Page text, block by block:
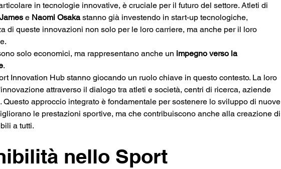
in tecnologie innovative, è cruciale per il futuro del settore. Atleti di
e Naomi Osaka stanno già investendo in start-up tecnologiche,
di queste innovazioni non solo per le loro carriere, ma anche per il loro
solo economici, ma rappresentano anche un impegno verso la
​.
Innovation Hub stanno giocando un ruolo chiave in questo contesto. La loro
attraverso il dialogo tra atleti e società, centri di ricerca, aziende
approccio integrato è fondamentale per sostenere lo sviluppo di nuove
le prestazioni sportive, ma che contribuiscono anche alla creazione di
a tutti.
nello Sport